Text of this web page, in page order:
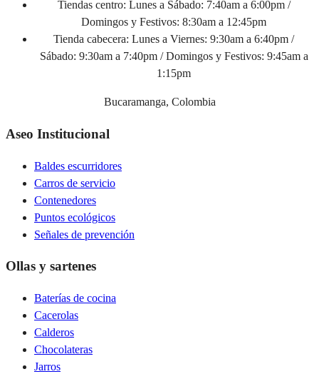
Tiendas centro: Lunes a Sábado: 7:40am a 6:00pm /
Domingos y Festivos: 8:30am a 12:45pm
Tienda cabecera: Lunes a Viernes: 9:30am a 6:40pm /
Sábado: 9:30am a 7:40pm / Domingos y Festivos: 9:45am a
1:15pm
Bucaramanga, Colombia
Aseo Institucional
Baldes escurridores
Carros de servicio
Contenedores
Puntos ecológicos
Señales de prevención
Ollas y sartenes
Baterías de cocina
Cacerolas
Calderos
Chocolateras
Jarros